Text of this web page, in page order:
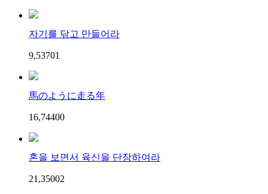
자기를 닦고 만들어라
9,53701
馬のように走る年
16,74400
혼을 보면서 육신을 단장하여라
21,35002